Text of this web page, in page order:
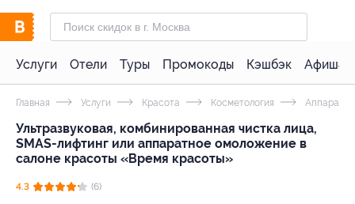
Услуги Отели Туры Промокоды Кэшбэк Афиша
Главная Услуги Красота Косметология
Ультразвуковая, комбинированная чистка лица,
SMAS-лифтинг или аппаратное омоложение в
салоне красоты «Время красоты»
4.3 (6)